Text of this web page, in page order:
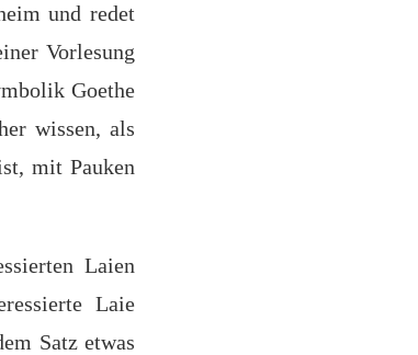
und redet
Vorlesung
Goethe
wissen, als
mit Pauken
Laien
Laie
Satz etwas